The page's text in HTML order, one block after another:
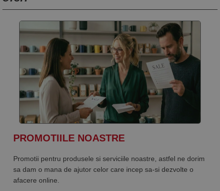
PROMOTIILE NOASTRE
Promotii pentru produsele si serviciile noastre, astfel ne dorim
sa dam o mana de ajutor celor care incep sa-si dezvolte o
afacere online.